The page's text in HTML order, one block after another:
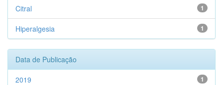
1
Citral
1
Hiperalgesia
Data de Publicação
1
2019